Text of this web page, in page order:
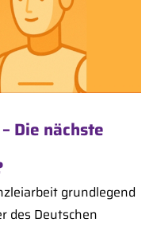
Die nächste
grundlegend
des Deutschen